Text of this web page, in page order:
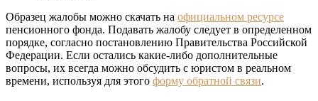
Образец жалобы можно скачать на официальном ресурсе
пенсионного фонда. Подавать жалобу следует в определенном
порядке, согласно постановлению Правительства Российской
Федерации. Если остались какие-либо дополнительные
вопросы, их всегда можно обсудить с юристом в реальном
времени, используя для этого форму обратной связи.